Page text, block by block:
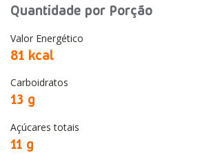
Quantidade por Porção
Valor Energético
81 kcal
Carboidratos
13 g
Açúcares totais
11 g